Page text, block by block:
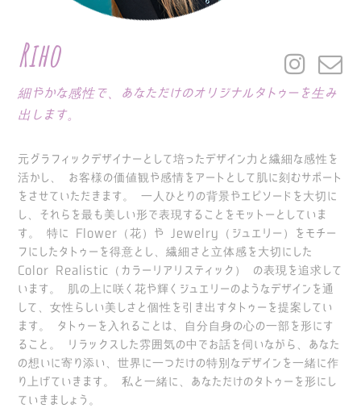
Riho
細やかな感性で、あなただけのオリジナルタトゥーを生み
出します。
元グラフィックデザイナーとして培ったデザイン力と繊細な感性を
活かし、 お客様の価値観や感情をアートとして肌に刻むサポート
をさせていただきます。
一人ひとりの背景やエピソードを大切に
し、それらを最も美しい形で表現することをモットーとしていま
す。
特に Flower（花）や Jewelry（ジュエリー）をモチー
フにしたタトゥーを得意とし、繊細さと立体感を大切にした
Color Realistic（カラーリアリスティック） の表現を追求して
います。
肌の上に咲く花や輝くジュエリーのようなデザインを通
して、女性らしい美しさと個性を引き出すタトゥーを提案してい
ます。
タトゥーを入れることは、自分自身の心の一部を形にす
ること。
リラックスした雰囲気の中でお話を伺いながら、あなた
の想いに寄り添い、世界に一つだけの特別なデザインを一緒に作
り上げていきます。
私と一緒に、あなただけのタトゥーを形にし
ていきましょう。